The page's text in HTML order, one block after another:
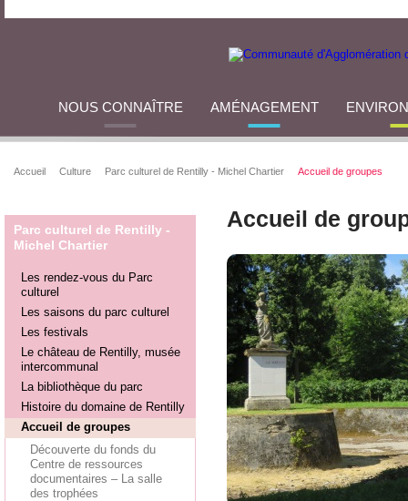
NOUS CONNAÎTRE AMÉNAGEMENT
Accueil Culture Parc culturel de Rentilly - Michel Chartier Accueil de groupes
Parc culturel de Rentilly -
Michel Chartier
Les rendez-vous du Parc
culturel
Les saisons du parc culturel
Les festivals
Le château de Rentilly, musée
intercommunal
La bibliothèque du parc
Histoire du domaine de Rentilly
Accueil de groupes
Découverte du fonds du
Centre de ressources
documentaires – La salle
des trophées
Accueil de